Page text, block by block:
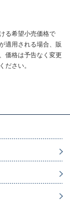
る希望小売価格で
適用される場合、販
価格は予告なく変更
さい。